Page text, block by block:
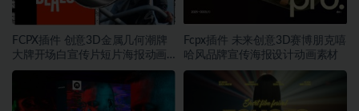
FCPX插件 创意3D金属几何潮牌
大牌开场白宣传片短片海报动画
特效
Fcpx插件 未来创意3D赛博朋克嘻
哈风品牌宣传海报设计动画素材